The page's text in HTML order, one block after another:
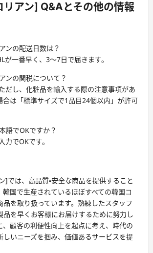
リアン] Q&Aとその他の情報
ンの配送日数は？
が一番早く、3〜7日で届きます。
ンの関税について？
だし、化粧品を輸入する際の注意事項があ
合は「標準サイズで1品目24個以内」が許可
語でOKですか？
力でOKです。
]では、高品質・安全な商品を提供すること
韓国で生産されているほぼすべての韓国コ
品を取り扱っています。熟練したスタッフ
品を早くお客様にお届けするために努力し
、顧客の利便性向上を起点に考え、時代の
しいニーズを掴み、価値あるサービスを提